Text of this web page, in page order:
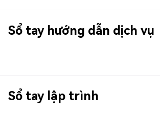
Sổ tay hướng dẫn dịch vụ
Sổ tay lập trình